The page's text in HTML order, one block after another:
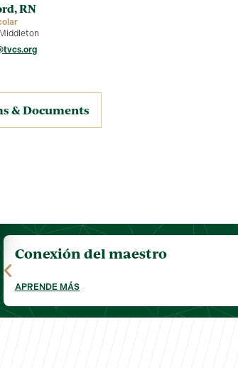
RN
& Documents
Conexión del maestro
APRENDE MÁS